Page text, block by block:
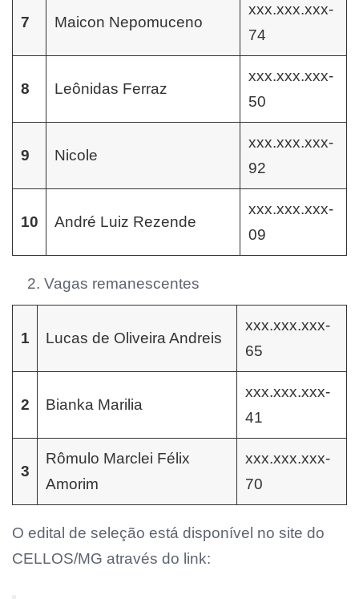
7 Maicon Nepomuceno
xxx.xxx.xxx-
74
8 Leônidas Ferraz
xxx.xxx.xxx-
50
9 Nicole
xxx.xxx.xxx-
92
10 André Luiz Rezende
xxx.xxx.xxx-
09
Vagas remanescentes
1 Lucas de Oliveira Andreis
xxx.xxx.xxx-
65
2 Bianka Marilia
xxx.xxx.xxx-
41
3
Rômulo Marclei Félix
Amorim
xxx.xxx.xxx-
70
O edital de seleção está disponível no site do
CELLOS/MG através do link: